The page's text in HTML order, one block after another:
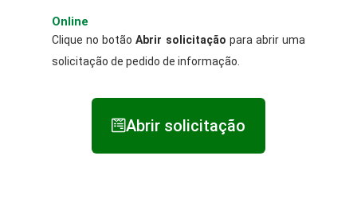
Online
Clique no botãoAbrir solicitação para abrir uma
solicitação de pedido de informação.
Abrir solicitação